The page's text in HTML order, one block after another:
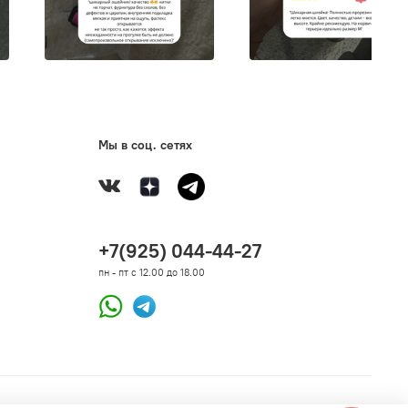
Мы в соц. сетях
+7(925) 044-44-27
пн - пт с 12.00 до 18.00